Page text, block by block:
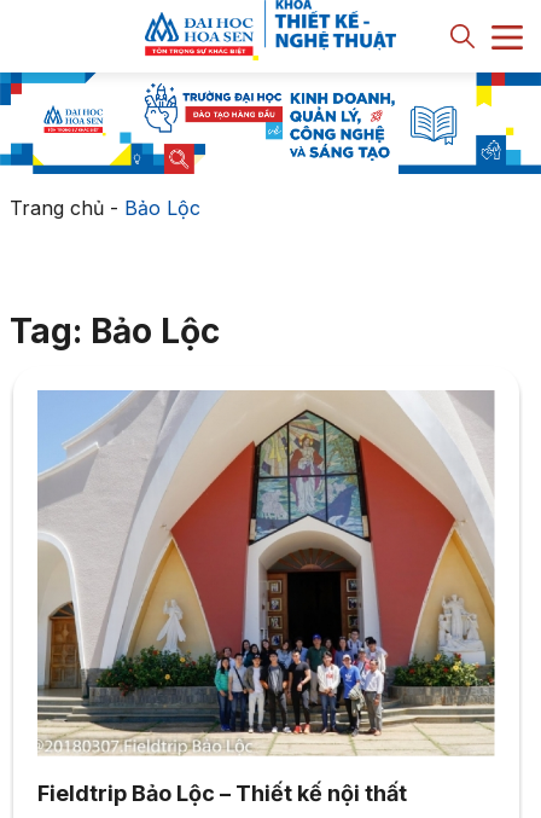
Trang chủ- Bảo Lộc
Tag: Bảo Lộc
Fieldtrip Bảo Lộc – Thiết kế nội thất